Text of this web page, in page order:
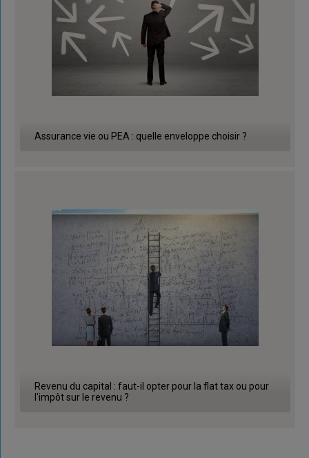
Assurance vie ou PEA : quelle enveloppe choisir ?
Revenu du capital : faut-il opter pour la flat tax ou pour
l'impôt sur le revenu ?